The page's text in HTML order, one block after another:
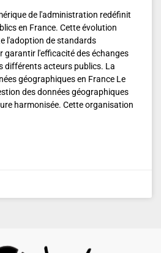
de l'administration redéfinit
en France. Cette évolution
l'adoption de standards
garantir l'efficacité des échanges
différents acteurs publics. La
géographiques en France Le
des données géographiques
harmonisée. Cette organisation